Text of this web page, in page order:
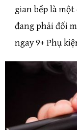
gian bếp là
đang phải đối
ngay 9+ Phụ